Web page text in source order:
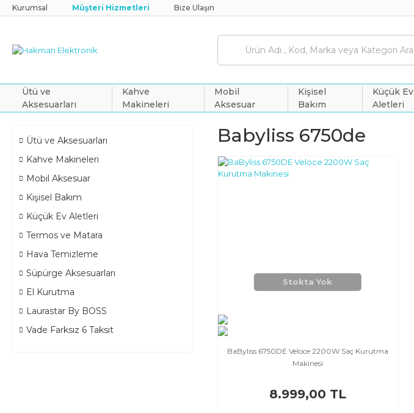
Kurumsal Müşteri Hizmetleri Bize Ulaşın
Ütü ve
Aksesuarları
Kahve
Makineleri
Mobil
Aksesuar
Kişisel
Bakım
Küçük Ev
Aletleri
Ütü ve Aksesuarları
Kahve Makineleri
Mobil Aksesuar
Kişisel Bakım
Küçük Ev Aletleri
Termos ve Matara
Hava Temizleme
Süpürge Aksesuarları
El Kurutma
Laurastar By BOSS
Vade Farksız 6 Taksit
Babyliss 6750de
Stokta Yok
BaByliss 6750DE Veloce 2200W Saç Kurutma
Makinesi
8.999,00 TL